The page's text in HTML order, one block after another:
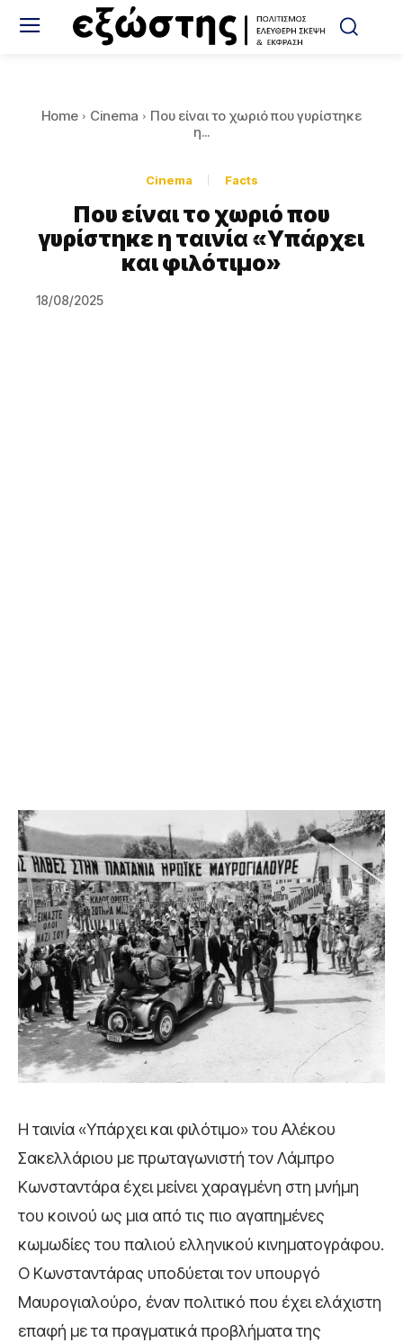
Home Cinema
Που είναι το χωριό που γυρίστηκε
η...
Cinema Facts
Που είναι το χωριό που
γυρίστηκε η ταινία «Υπάρχει
και φιλότιμο»
18/08/2025
Η ταινία «Υπάρχει και φιλότιμο» του Αλέκου
Σακελλάριου με πρωταγωνιστή τον Λάμπρο
Κωνσταντάρα έχει μείνει χαραγμένη στη μνήμη
του κοινού ως μια από τις πιο αγαπημένες
κωμωδίες του παλιού ελληνικού κινηματογράφου.
Ο Κωνσταντάρας υποδύεται τον υπουργό
Μαυρογιαλούρο, έναν πολιτικό που έχει ελάχιστη
επαφή με τα πραγματικά προβλήματα της